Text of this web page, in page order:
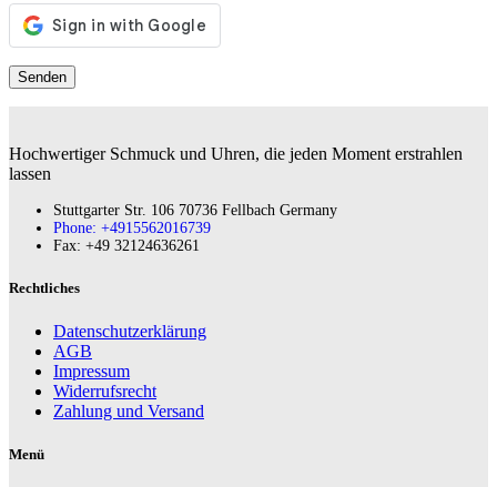
Hochwertiger Schmuck und Uhren, die jeden Moment erstrahlen
lassen
Stuttgarter Str. 106 70736 Fellbach Germany
Phone: +4915562016739
Fax:‪ +49 32124636261
Rechtliches
Datenschutzerklärung
AGB
Impressum
Widerrufsrecht
Zahlung und Versand
Menü